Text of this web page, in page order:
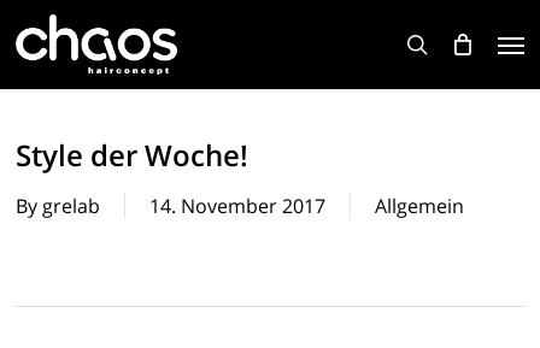
search
Style der Woche!
By grelab 14. November 2017 Allgemein